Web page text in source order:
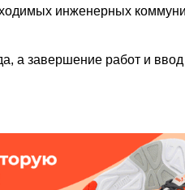
инженерных
а завершение работ и